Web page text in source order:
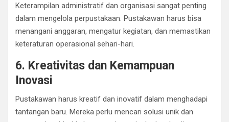
Keterampilan administratif dan organisasi sangat penting
dalam mengelola perpustakaan. Pustakawan harus bisa
menangani anggaran, mengatur kegiatan, dan memastikan
keteraturan operasional sehari-hari.
6. Kreativitas dan Kemampuan
Inovasi
Pustakawan harus kreatif dan inovatif dalam menghadapi
tantangan baru. Mereka perlu mencari solusi unik dan